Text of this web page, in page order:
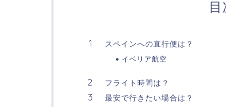
スペインへの直行便は？
イベリア航空
フライト時間は？
最安で行きたい場合は？